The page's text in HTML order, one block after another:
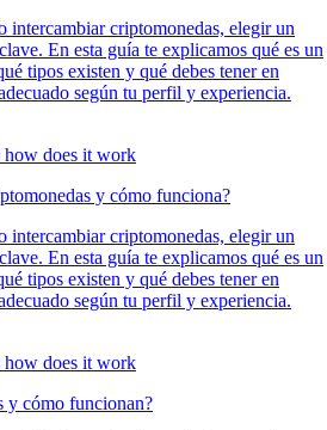
intercambiar criptomonedas, elegir un
En esta guía te explicamos qué es un
tipos existen y qué debes tener en
según tu perfil y experiencia.
y cómo funciona?
intercambiar criptomonedas, elegir un
En esta guía te explicamos qué es un
tipos existen y qué debes tener en
según tu perfil y experiencia.
y cómo funcionan?